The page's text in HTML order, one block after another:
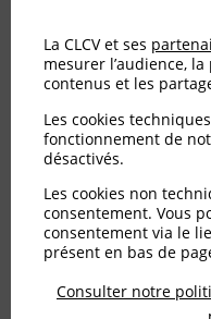
décision conseil européen
Riposte
décision
européen
Publié le28/11/2008(mis
Consommation
La CLCV et ses
mesurer l’audience,
contenus et les
Les cookies
fonctionnement de
désactivés.
Les cookies non
consentement. Vous
consentement via le
présent en bas de
Consulter notre